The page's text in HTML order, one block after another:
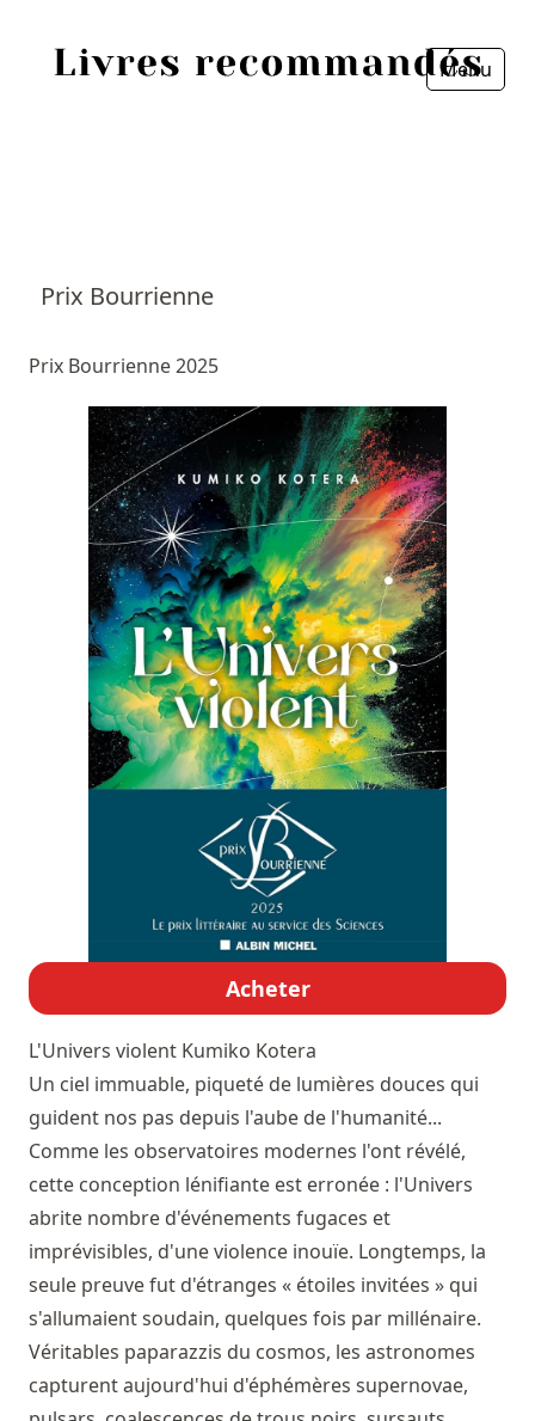
Menu
Prix Bourrienne
Prix Bourrienne 2025
Acheter
L'Univers violent Kumiko Kotera
Un ciel immuable, piqueté de lumières douces qui
guident nos pas depuis l'aube de l'humanité...
Comme les observatoires modernes l'ont révélé,
cette conception lénifiante est erronée : l'Univers
abrite nombre d'événements fugaces et
imprévisibles, d'une violence inouïe. Longtemps, la
seule preuve fut d'étranges « étoiles invitées » qui
s'allumaient soudain, quelques fois par millénaire.
Véritables paparazzis du cosmos, les astronomes
capturent aujourd'hui d'éphémères supernovae,
Livres les plus recommandés
Prix littéraires
Fermer